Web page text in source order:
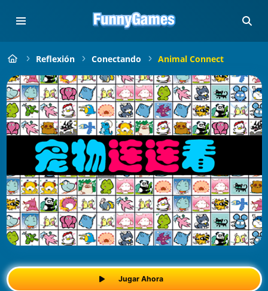
Reflexión Conectando Animal Connect
Jugar Ahora